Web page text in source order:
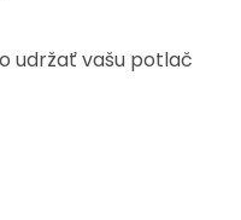
udržať vašu potlač